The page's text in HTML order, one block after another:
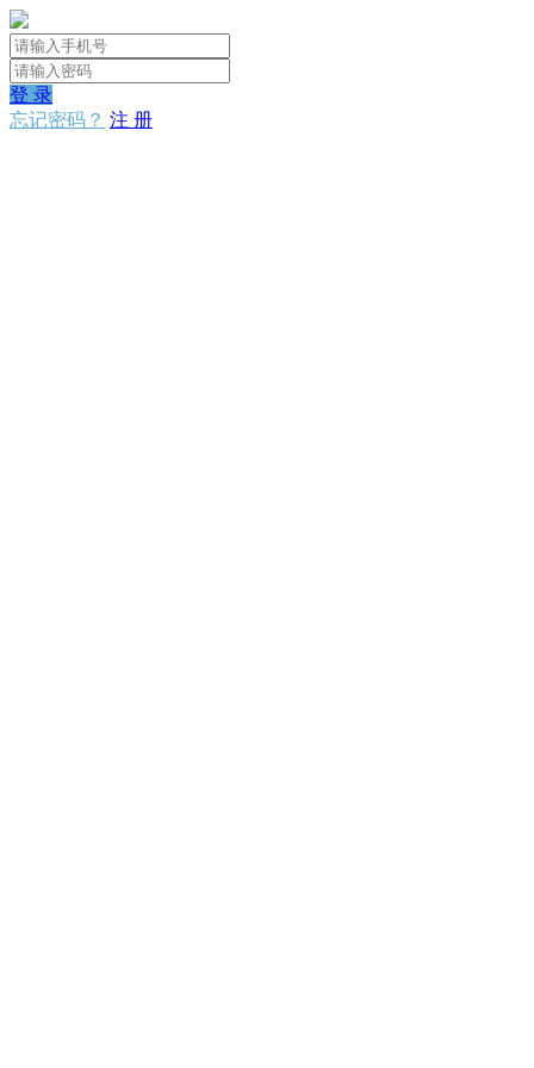
登 录
忘记密码？ 注 册